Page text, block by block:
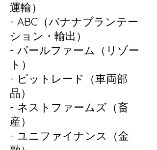
運輸）
- ABC（バナナプランテー
ション・輸出）
- パールファーム（リゾー
ト）
- ピットレード（車両部
品）
- ネストファームズ（畜
産）
- ユニファイナンス（金